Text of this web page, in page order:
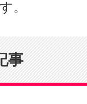
。
事